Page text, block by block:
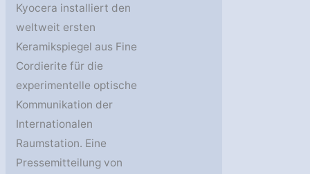
Kyocera installiert den
weltweit ersten
Keramikspiegel aus Fine
Cordierite für die
experimentelle optische
Kommunikation der
Internationalen
Raumstation. Eine
Pressemitteilung von